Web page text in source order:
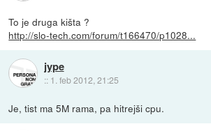
To je druga kišta ?
http://slo-tech.com/forum/t166470/p1028...
jype
:: 1. feb 2012, 21:25
Je, tist ma 5M rama, pa hitrejši cpu.